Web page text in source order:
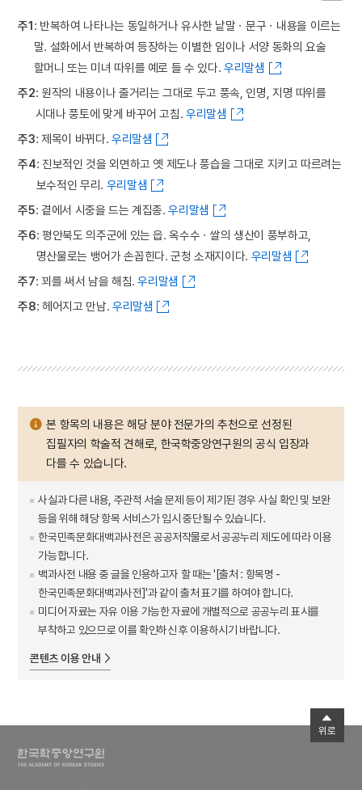
주1: 반복하여 나타나는 동일하거나 유사한 낱말ㆍ문구ㆍ내용을 이르는
말. 설화에서 반복하여 등장하는 이별한 임이나 서양 동화의 요술
할머니 또는 미녀 따위를 예로 들 수 있다. 우리말샘
주2: 원작의 내용이나 줄거리는 그대로 두고 풍속, 인명, 지명 따위를
시대나 풍토에 맞게 바꾸어 고침.우리말샘
주3: 제목이 바뀌다. 우리말샘
주4: 진보적인 것을 외면하고 옛 제도나 풍습을 그대로 지키고 따르려는
보수적인 무리. 우리말샘
주5: 곁에서 시중을 드는 계집종.우리말샘
주6: 평안북도 의주군에 있는 읍. 옥수수ㆍ쌀의 생산이 풍부하고,
명산물로는 뱅어가 손꼽힌다. 군청 소재지이다. 우리말샘
주7: 꾀를 써서 남을 해침.우리말샘
주8: 헤어지고 만남. 우리말샘
본 항목의 내용은 해당 분야 전문가의 추천으로 선정된
집필자의 학술적 견해로, 한국학중앙연구원의 공식 입장과
다를 수 있습니다.
사실과 다른 내용, 주관적 서술 문제 등이 제기된 경우 사실 확인 및 보완
등을 위해 해당 항목 서비스가 임시 중단될 수 있습니다.
한국민족문화대백과사전은 공공저작물로서 공공누리 제도에 따라 이용
가능합니다.
백과사전 내용 중 글을 인용하고자 할 때는 '[출처 : 항목명 -
한국민족문화대백과사전]'과 같이 출처 표기를 하여야 합니다.
미디어 자료는 자유 이용 가능한 자료에 개별적으로 공공누리 표시를
부착하고 있으므로 이를 확인하신 후 이용하시기 바랍니다.
콘텐츠 이용 안내
위로